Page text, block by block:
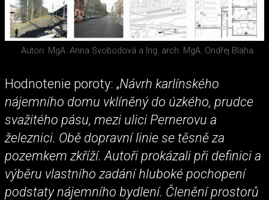
Autori: MgA. Anna Svobodová a Ing. arch. MgA. Ondřej Blaha
Hodnotenie poroty: „Návrh karlínského
nájemního domu vklíněný do úzkého, prudce
svažitého pásu, mezi ulici Pernerovu a
železnici. Obě dopravní linie se těsně za
pozemkem zkříží. Autoři prokázali při definici a
výběru vlastního zadání hluboké pochopení
podstaty nájemního bydlení. Členění prostorů